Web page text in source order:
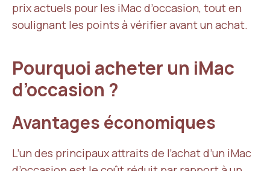
prix actuels pour les iMac d’occasion, tout en
soulignant les points à vérifier avant un achat.
Pourquoi acheter un iMac
d’occasion ?
Avantages économiques
L’un des principaux attraits de l’achat d’un iMac